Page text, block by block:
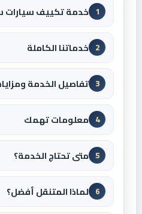
1 خدمة تكييف سيارات
2 خدماتنا الكاملة
3 تفاصيل الخدمة
4 معلومات تهمك
5 متى تحتاج الخدمة؟
6 لماذا المتنقل أفضل؟